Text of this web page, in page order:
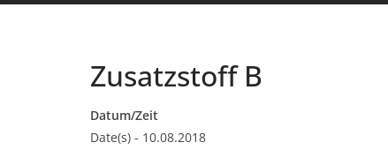
Zusatzstoff B
Datum/Zeit
Date(s) - 10.08.2018